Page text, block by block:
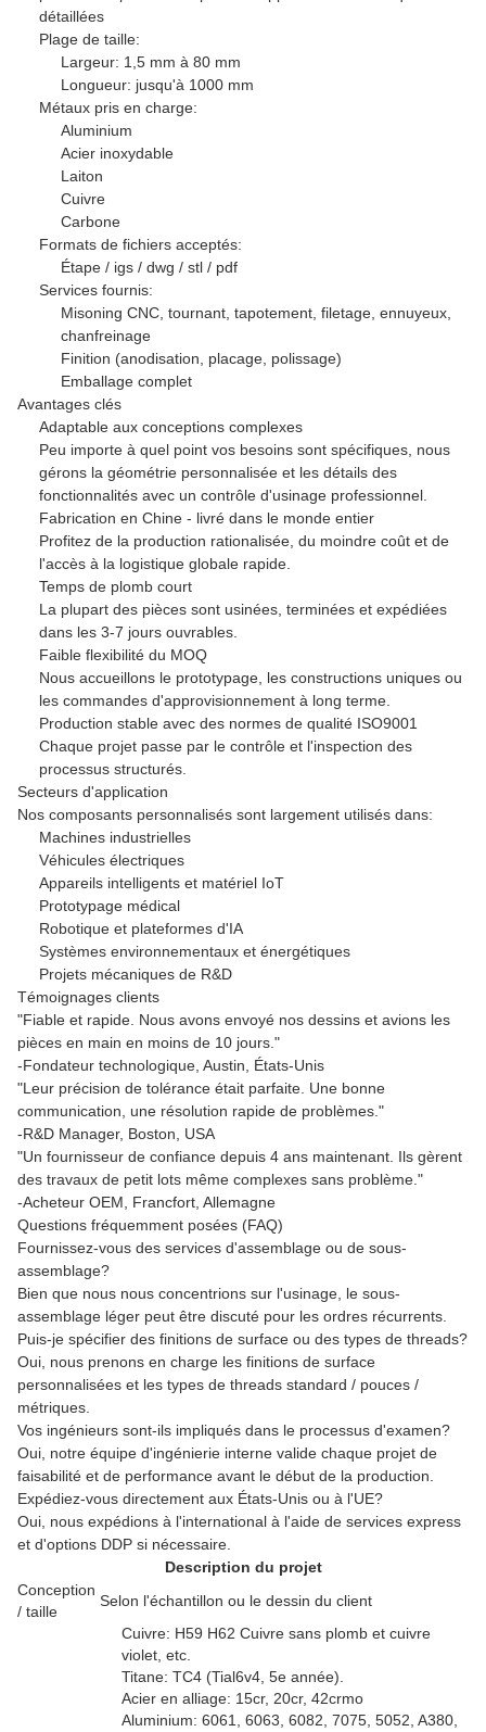
détaillées
Plage de taille:
Largeur: 1,5 mm à 80 mm
Longueur: jusqu'à 1000 mm
Métaux pris en charge:
Aluminium
Acier inoxydable
Laiton
Cuivre
Carbone
Formats de fichiers acceptés:
Étape / igs / dwg / stl / pdf
Services fournis:
Misoning CNC, tournant, tapotement, filetage, ennuyeux,
chanfreinage
Finition (anodisation, placage, polissage)
Emballage complet
Avantages clés
Adaptable aux conceptions complexes
Peu importe à quel point vos besoins sont spécifiques, nous
gérons la géométrie personnalisée et les détails des
fonctionnalités avec un contrôle d'usinage professionnel.
Fabrication en Chine - livré dans le monde entier
Profitez de la production rationalisée, du moindre coût et de
l'accès à la logistique globale rapide.
Temps de plomb court
La plupart des pièces sont usinées, terminées et expédiées
dans les 3-7 jours ouvrables.
Faible flexibilité du MOQ
Nous accueillons le prototypage, les constructions uniques ou
les commandes d'approvisionnement à long terme.
Production stable avec des normes de qualité ISO9001
Chaque projet passe par le contrôle et l'inspection des
processus structurés.
Secteurs d'application
Nos composants personnalisés sont largement utilisés dans:
Machines industrielles
Véhicules électriques
Appareils intelligents et matériel IoT
Prototypage médical
Robotique et plateformes d'IA
Systèmes environnementaux et énergétiques
Projets mécaniques de R&D
Témoignages clients
"Fiable et rapide. Nous avons envoyé nos dessins et avions les
pièces en main en moins de 10 jours."
-Fondateur technologique, Austin, États-Unis
"Leur précision de tolérance était parfaite. Une bonne
communication, une résolution rapide de problèmes."
-R&D Manager, Boston, USA
"Un fournisseur de confiance depuis 4 ans maintenant. Ils gèrent
des travaux de petit lots même complexes sans problème."
-Acheteur OEM, Francfort, Allemagne
Questions fréquemment posées (FAQ)
Fournissez-vous des services d'assemblage ou de sous-
assemblage?
Bien que nous nous concentrions sur l'usinage, le sous-
assemblage léger peut être discuté pour les ordres récurrents.
Puis-je spécifier des finitions de surface ou des types de threads?
Oui, nous prenons en charge les finitions de surface
personnalisées et les types de threads standard / pouces /
métriques.
Vos ingénieurs sont-ils impliqués dans le processus d'examen?
Oui, notre équipe d'ingénierie interne valide chaque projet de
faisabilité et de performance avant le début de la production.
Expédiez-vous directement aux États-Unis ou à l'UE?
Oui, nous expédions à l'international à l'aide de services express
et d'options DDP si nécessaire.
Description du projet
Conception
/ taille
Selon l'échantillon ou le dessin du client
Cuivre: H59 H62 Cuivre sans plomb et cuivre
violet, etc.
Titane: TC4 (Tial6v4, 5e année).
Acier en alliage: 15cr, 20cr, 42crmo
Aluminium: 6061, 6063, 6082, 7075, 5052, A380,